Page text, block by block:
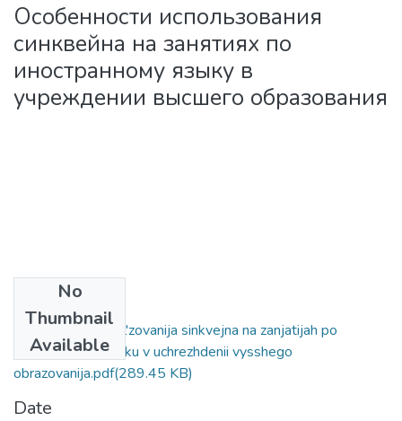
Особенности использования
синквейна на занятиях по
иностранному языку в
учреждении высшего образования
No
Thumbnail
Available
Osobennosti ispol'zovanija sinkvejna na zanjatijah po
inostrannomu jazyku v uchrezhdenii vysshego
obrazovanija.pdf(289.45 KB)
Date